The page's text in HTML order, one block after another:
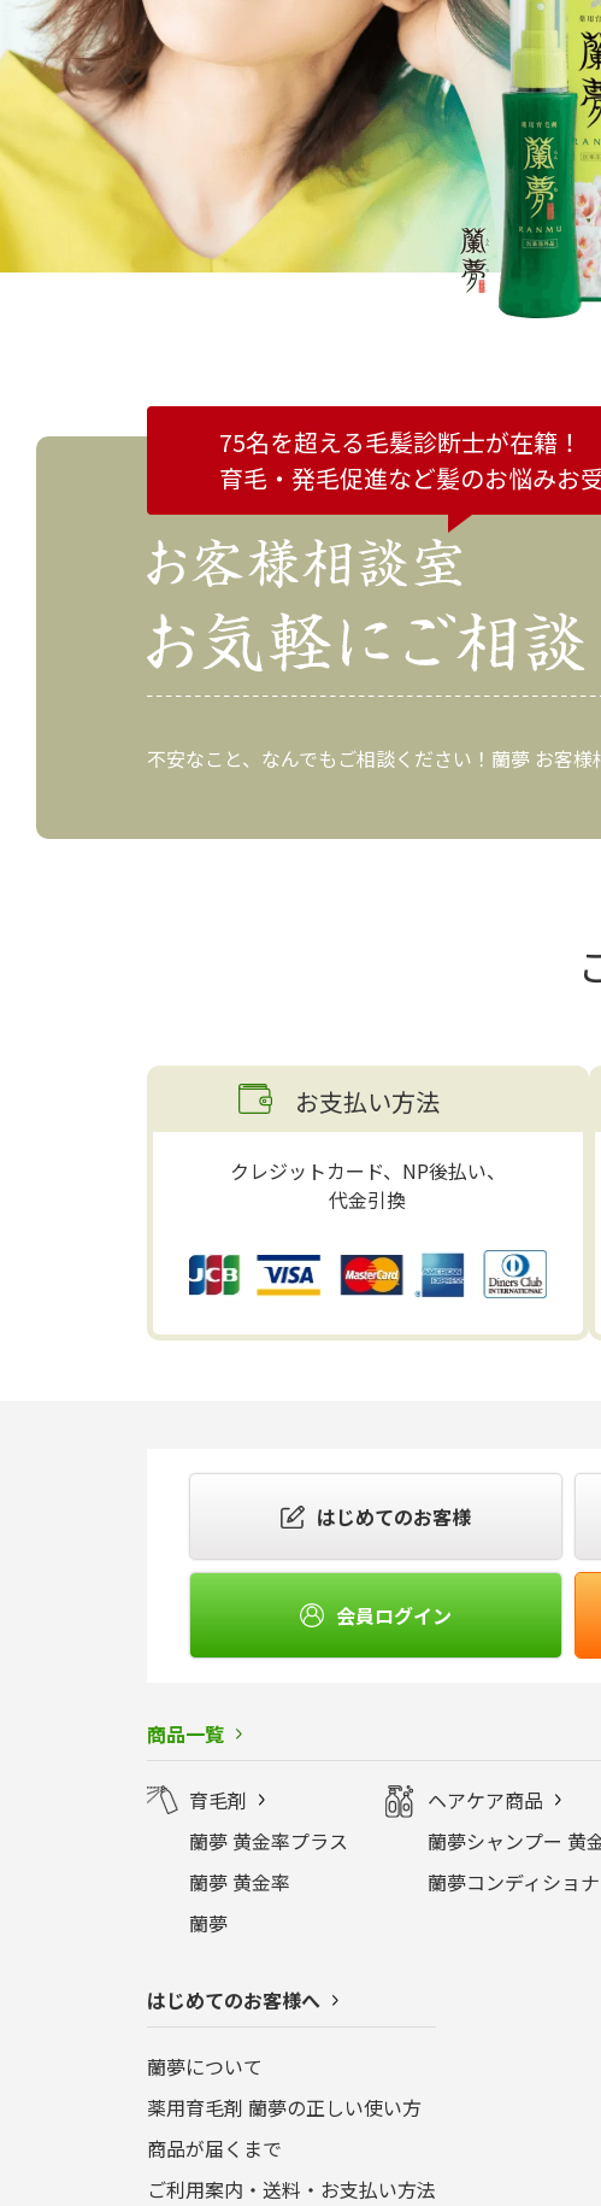
75名を超える毛髪診断士が在籍！
育毛・発毛促進など髪のお悩みお
不安なこと、なんでもご相談ください！蘭夢 お客様
お支払い方法
クレジットカード、NP後払い、
代金引換
はじめてのお客様
会員ログイン
商品一覧
育毛剤
蘭夢 黄金率プラス
蘭夢 黄金率
蘭夢
ヘアケア商品
蘭夢シャンプー 黄
蘭夢コンディショ
はじめてのお客様へ
蘭夢について
薬用育毛剤 蘭夢の正しい使い方
商品が届くまで
ご利用案内・送料・お支払い方法